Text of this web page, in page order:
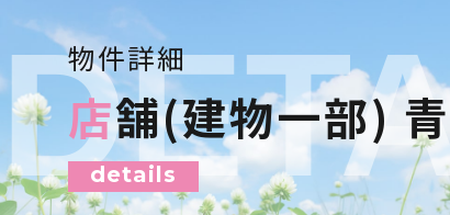
物件詳細
店舗(建物一部)
details